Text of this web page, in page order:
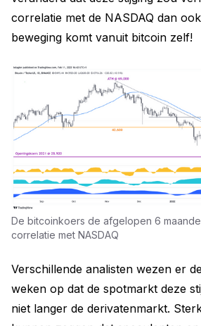
correlatie met de NASDAQ dan
beweging komt vanuit bitcoin zelf!
De bitcoinkoers de afgelopen 6
correlatie met NASDAQ
Verschillende analisten wezen er
weken op dat de spotmarkt deze
niet langer de derivatenmarkt.